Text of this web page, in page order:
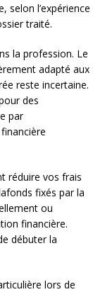
selon l’expérience
traité.
la profession. Le
adapté aux
reste incertaine.
des
par
réduire vos frais
fixés par la
ou
financière.
débuter la
lors de